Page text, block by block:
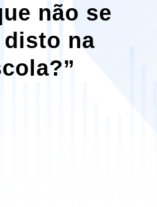
não se
na